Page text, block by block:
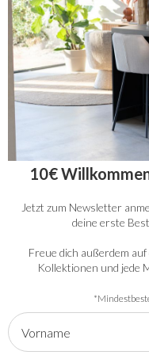
Kontakt
+49
Wir
Stunden auf
Instagram
10€
Jetzt zum Newsletter
deine erste
Freue dich außerdem
Kollektionen und jede